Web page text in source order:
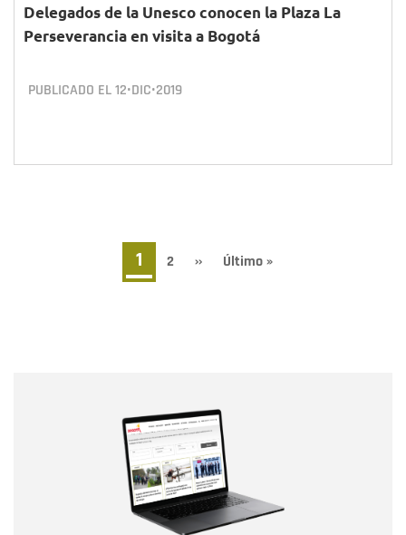
Delegados de la Unesco conocen la Plaza La
Perseverancia en visita a Bogotá
PUBLICADO EL12•DIC•2019
Página
actual
1 Page
2
Siguiente
››
Última
Último »
Correo electrónico
Tipo de comentario